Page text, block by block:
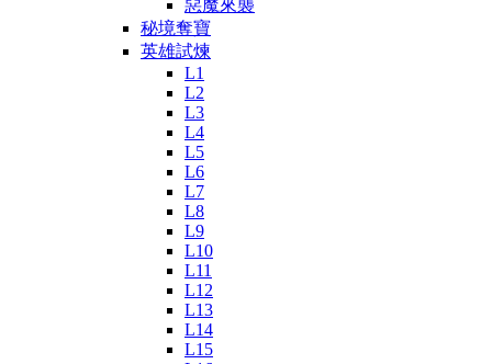
惡魔來襲
秘境奪寶
英雄試煉
L1
L2
L3
L4
L5
L6
L7
L8
L9
L10
L11
L12
L13
L14
L15